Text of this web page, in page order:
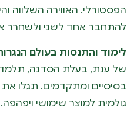
הפסטורלי. האווירה השלווה
להתחבר אחד לשני ולשחרר
לימוד והתנסות בעולם
של ענת, בעלת הסדנה, תלמדו
בסיסיים ומתקדמים. תגלו
גולמית למוצר שימושי ויפהפה.